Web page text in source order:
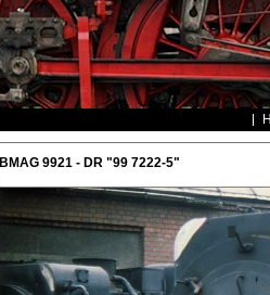
BMAG 9921 - DR "99 7222-5"